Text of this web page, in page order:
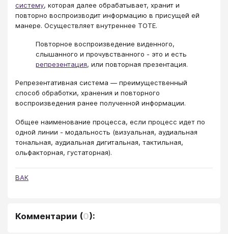
систему, которая далее обрабатывает, хранит и
повторно воспроизводит информацию в присущей ей
манере. Осуществляет внутреннее ТОТЕ.
Повторное воспроизведение виденного,
слышанного и прочувстванного - это и есть
репрезентация, или повторная презентация.
Репрезентативная система — преимущественный
способ обработки, хранения и повторного
воспроизведения ранее полученной информации.
Общее наименование процесса, если процесс идет по
одной линии - модальность (визуальная, аудиальная
тональная, аудиальная дигитальная, тактильная,
ольфакторная, густаторная).
ВАК
Комментарии (0):